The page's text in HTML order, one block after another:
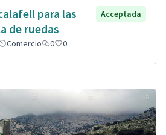
para las
de ruedas
Acceptada
Comercio 0 0